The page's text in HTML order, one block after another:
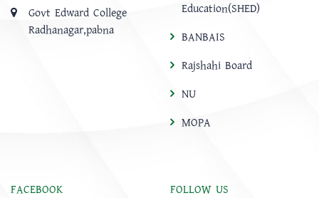
Govt Edward College
Radhanagar,pabna
Education(SHED)
BANBAIS
Rajshahi Board
NU
MOPA
FACEBOOK FOLLOW US